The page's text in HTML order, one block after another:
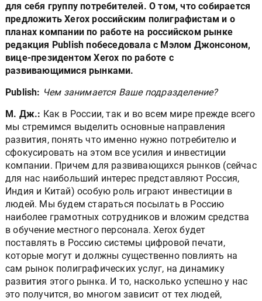
для себя группу потребителей. О том, что собирается
предложить Xerox российским полиграфистам и о
планах компании по работе на российском рынке
редакция Publish побеседовала с Мэлом Джонсоном,
вице-президентом Xerox по работе с
развивающимися рынками.
Publish: Чем занимается Ваше подразделение?
М. Дж.: Как в России, так и во всем мире прежде всего
мы стремимся выделить основные направления
развития, понять что именно нужно потребителю и
сфокусировать на этом все усилия и инвестиции
компании. Причем для развивающихся рынков (сейчас
для нас наибольший интерес представляют Россия,
Индия и Китай) особую роль играют инвестиции в
людей. Мы будем стараться посылать в Россию
наиболее грамотных сотрудников и вложим средства
в обучение местного персонала. Xerox будет
поставлять в Россию системы цифровой печати,
которые могут и должны существенно повлиять на
сам рынок полиграфических услуг, на динамику
развития этого рынка. И то, насколько успешно у нас
это получится, во многом зависит от тех людей,